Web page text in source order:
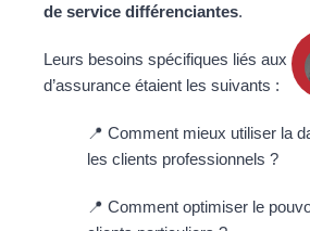
de service différenciantes.
Leurs besoins spécifiques liés aux
d’assurance étaient les suivants :
📍 Comment mieux utiliser la
les clients professionnels ?
📍 Comment optimiser le